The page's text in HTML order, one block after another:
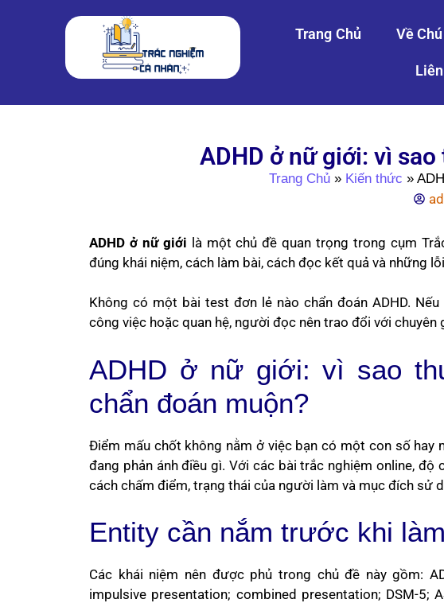
Trang Chủ Về
ADHD ở nữ giới: vì
Trang Chủ» Kiến thức »
ADHD ở nữ giới là một chủ đề quan trọng trong cụm
đúng khái niệm, cách làm bài, cách đọc kết quả và những
Không có một bài test đơn lẻ nào chẩn đoán ADHD.
công việc hoặc quan hệ, người đọc nên trao đổi với chuyên
ADHD ở nữ giới: vì sao
chẩn đoán muộn?
Điểm mấu chốt không nằm ở việc bạn có một con số hay
đang phản ánh điều gì. Với các bài trắc nghiệm online, độ
cách chấm điểm, trạng thái của người làm và mục đích sử
Entity cần nắm trước khi
Các khái niệm nên được phủ trong chủ đề này gồm:
impulsive presentation; combined presentation; DSM-5;